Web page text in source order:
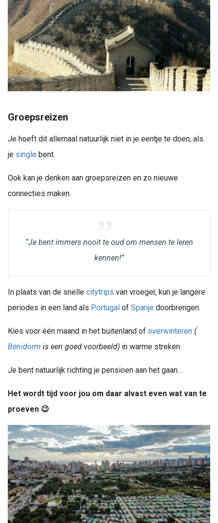
Groepsreizen
Je hoeft dit allemaal natuurlijk niet in je eentje te doen, als
je single bent.
Ook kan je denken aan groepsreizen en zo nieuwe
connecties maken.
“Je bent immers nooit te oud om mensen te leren
kennen!”
In plaats van de snelle citytrips van vroeger, kun je langere
periodes in een land als Portugal of Spanje doorbrengen.
Kies voor één maand in het buitenland of overwinteren (
Benidorm is een goed voorbeeld) in warme streken.
Je bent natuurlijk richting je pensioen aan het gaan…
Het wordt tijd voor jou om daar alvast even wat van te
proeven 😉